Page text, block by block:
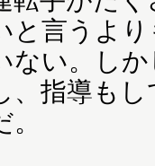
と言うよ
ない。し
、指導も